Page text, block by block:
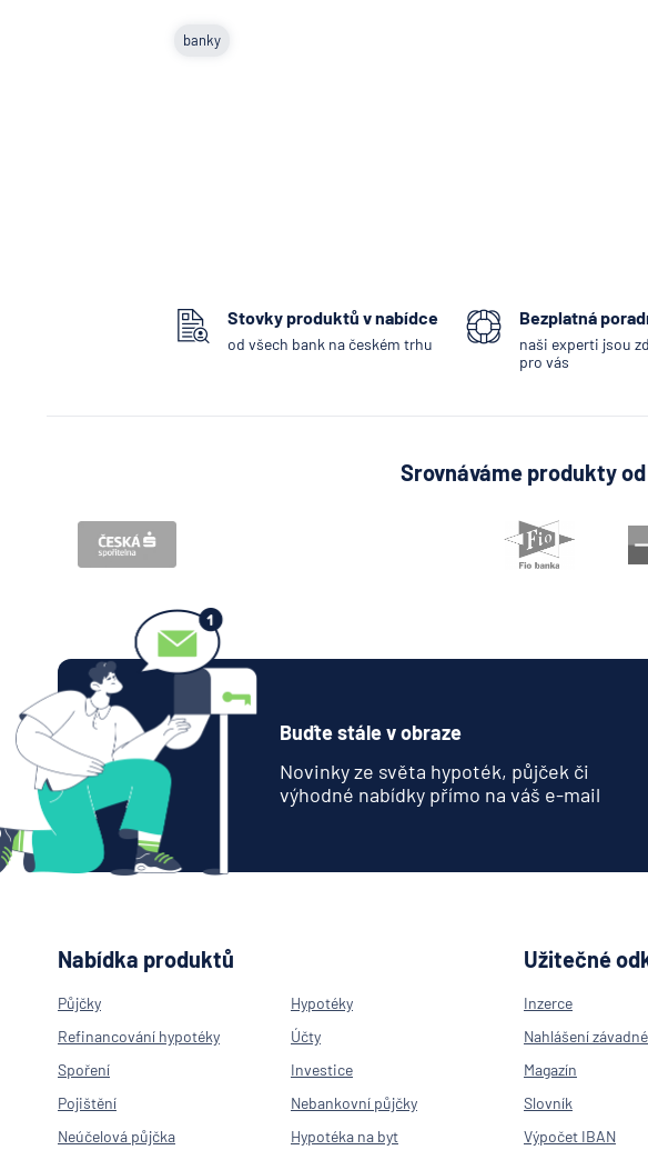
banky
Stovky produktů v nabídce
od všech bank na českém trhu
Bezplatná
naši experti jsou
pro vás
Srovnáváme produkty
Buďte stále v obraze
Novinky ze světa hypoték, půjček či
výhodné nabídky přímo na váš e-mail
Nabídka produktů
Půjčky
Hypotéky
Refinancování hypotéky
Účty
Spoření
Investice
Pojištění
Nebankovní půjčky
Neúčelová půjčka
Hypotéka na byt
Užitečné
Inzerce
Nahlášení
Magazín
Slovník
Výpočet IBAN